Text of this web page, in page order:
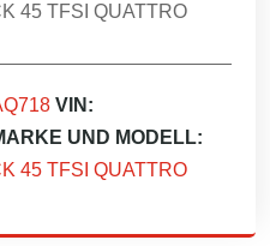
45 TFSI QUATTRO
VIN:
UND MODELL:
45 TFSI QUATTRO